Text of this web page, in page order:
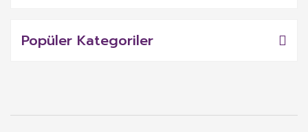
Popüler Kategoriler